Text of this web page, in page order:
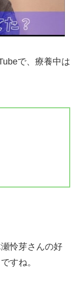
で、療養中は
怜芽さんの好
すね。